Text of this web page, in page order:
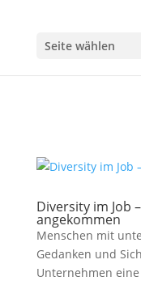
Seite wählen
Diversity im Job
angekommen
Menschen mit
Gedanken und
Unternehmen